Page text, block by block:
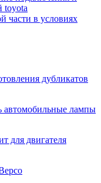
toyota
части в условиях
дубликатов
автомобильные лампы
для двигателя